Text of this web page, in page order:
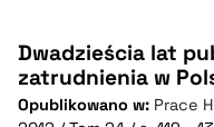
Dwadzieścia lat
zatrudnienia w
Opublikowano w: Prace